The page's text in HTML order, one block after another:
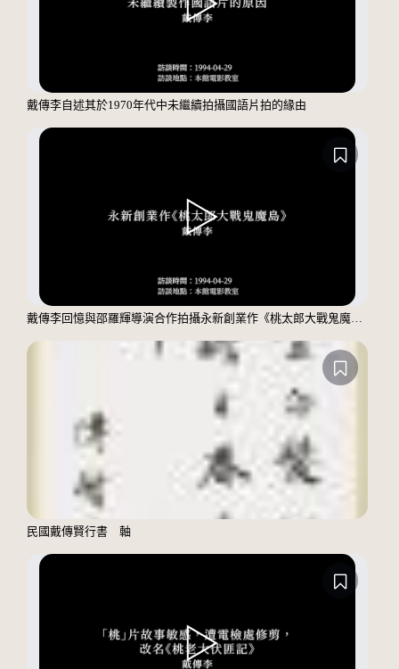
戴傳李自述其於1970年代中未繼續拍攝國語片拍的緣由
戴傳李回憶與邵羅輝導演合作拍攝永新創業作《桃太郎大戰鬼魔島》的緣由
民國戴傳賢行書 軸